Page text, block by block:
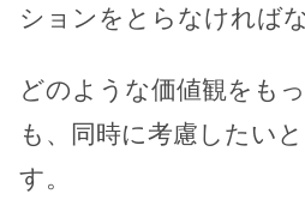
ションをとらなければ
どのような価値観をも
も、同時に考慮したい
す。